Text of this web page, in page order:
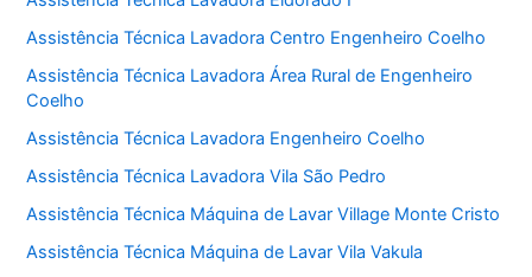
Assistência Técnica Lavadora Centro Engenheiro Coelho
Assistência Técnica Lavadora Área Rural de Engenheiro
Coelho
Assistência Técnica Lavadora Engenheiro Coelho
Assistência Técnica Lavadora Vila São Pedro
Assistência Técnica Máquina de Lavar Village Monte Cristo
Assistência Técnica Máquina de Lavar Vila Vakula